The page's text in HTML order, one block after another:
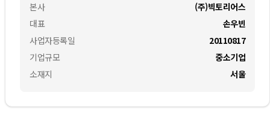
본사
대표
사업자등록일
기업규모
소재지
(주)빅토리어스
손우빈
20110817
중소기업
서울